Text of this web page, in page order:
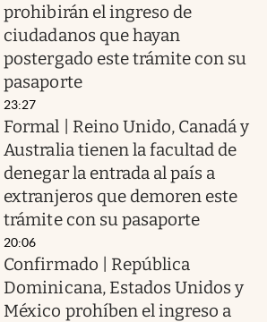
prohibirán el ingreso de
ciudadanos que hayan
postergado este trámite con su
pasaporte
23:27
Formal | Reino Unido, Canadá y
Australia tienen la facultad de
denegar la entrada al país a
extranjeros que demoren este
trámite con su pasaporte
20:06
Confirmado | República
Dominicana, Estados Unidos y
México prohíben el ingreso a